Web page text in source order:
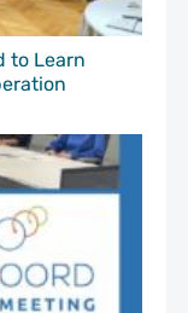
to Learn